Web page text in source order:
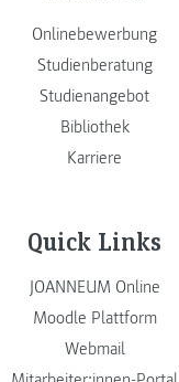
Onlinebewerbung
Studienberatung
Studienangebot
Bibliothek
Karriere
Quick Links
JOANNEUM Online
Moodle Plattform
Webmail